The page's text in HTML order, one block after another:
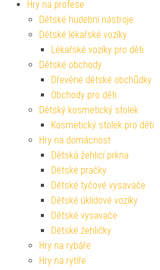
Hry na profese
Dětské hudební nástroje
Dětské lékařské vozíky
Lékařské vozíky pro děti
Dětské obchody
Dřevěné dětské obchůdky
Obchody pro děti
Dětský kosmetický stolek
Kosmetický stolek pro děti
Hry na domácnost
Dětská žehlicí prkna
Dětské pračky
Dětské tyčové vysavače
Dětské úklidové vozíky
Dětské vysavače
Dětské žehličky
Hry na rybáře
Hry na rytíře